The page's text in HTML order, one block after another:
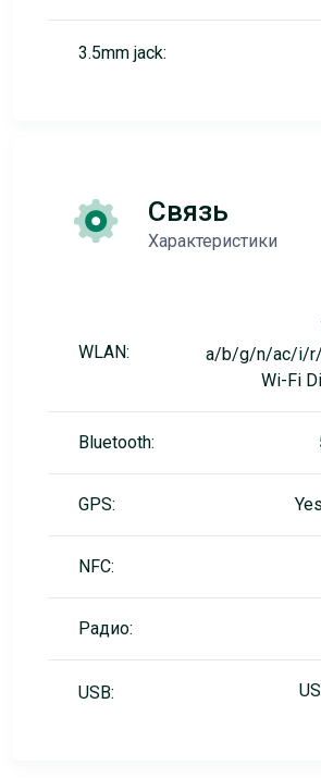
3.5mm jack:
Связь
Характеристики
WLAN:
a/b/g/n/ac/i/r/
Wi-Fi
Bluetooth:
GPS:
NFC:
Радио:
USB: